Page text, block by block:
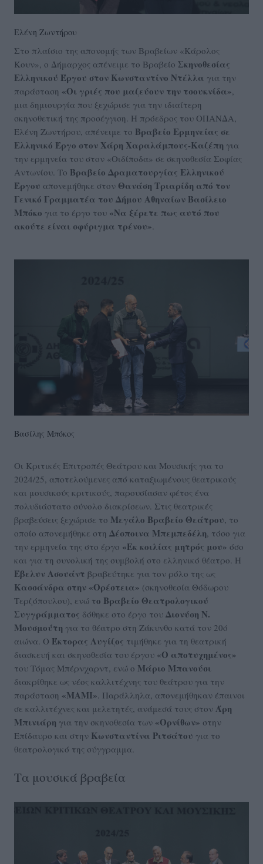
Ελένη Ζωντήρου
Στο πλαίσιο της απονομής των Βραβείων «Κάρολος
Κουν», ο Δήμαρχος απένειμε το Βραβείο Σκηνοθεσίας
Ελληνικού Έργου στον Κωνσταντίνο Ντέλλα για την
παράσταση «Οι γριές που μαζεύουν την τσουκνίδα»
μια δημιουργία που ξεχώρισε για την ιδιαίτερη
σκηνοθετική της προσέγγιση. Η πρόεδρος του ΟΠΑΝΔΑ,
Ελένη Ζωντήρου, απένειμε το Βραβείο Ερμηνείας σε
Ελληνικό Έργο στον Χάρη Χαραλάμπους-Καζέπη για
την ερμηνεία του στον «Οιδίποδα» σε σκηνοθεσία Σοφίας
Αντωνίου. Το Βραβείο Δραματουργίας Ελληνικού
Έργου απονεμήθηκε στον Θανάση Τριαρίδη από τον
Γενικό Γραμματέα του Δήμου Αθηναίων Βασίλειο
Μπόκο για το έργο του «Να ξέρετε πως αυτό που
ακούτε είναι σφύριγμα τρένου»
Βασίλης Μπόκος
Οι Κριτικές Επιτροπές Θεάτρου και Μουσικής για το
2024/25, αποτελούμενες από καταξιωμένους θεατρικούς
και μουσικούς κριτικούς, παρουσίασαν φέτος ένα
πολυδιάστατο σύνολο διακρίσεων. Στις θεατρικές
βραβεύσεις ξεχώρισε το Μεγάλο Βραβείο Θεάτρου, το
οποίο απονεμήθηκε στη Δέσποινα Μπεμπεδέλη, τόσο για
την ερμηνεία της στο έργο «Εκ κοιλίας μητρός μου» όσο
και για τη συνολική της συμβολή στο ελληνικό θέατρο. Η
Έβελυν Ασουάντ βραβεύτηκε για τον ρόλο της ως
Κασσάνδρα στην «Ορέστεια» (σκηνοθεσία Θόδωρου
Τερζόπουλου), ενώ το Βραβείο Θεατρολογικού
Συγγράμματος δόθηκε στο έργο του Διονύση Ν.
Μουσμούτη για το θέατρο στη Ζάκυνθο κατά τον 20ό
αιώνα. Ο Έκτορας Λυγίζος τιμήθηκε για τη θεατρική
διασκευή και σκηνοθεσία του έργου «Ο αποτυχημένος»
του Τόμας Μπέρνχαρντ, ενώ ο Μάριο Μπανούσι
διακρίθηκε ως νέος καλλιτέχνης του θεάτρου για την
παράσταση «ΜΑΜΙ». Παράλληλα, απονεμήθηκαν έπαινοι
σε καλλιτέχνες και μελετητές, ανάμεσά τους στον Άρη
Μπινιάρη για την σκηνοθεσία των «Ορνίθων» στην
Επίδαυρο και στην Κωνσταντίνα Ριτσάτου για το
θεατρολογικό της σύγγραμμα.
Τα μουσικά βραβεία